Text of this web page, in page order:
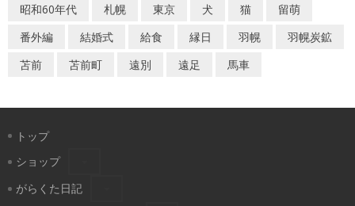
昭和60年代
札幌 東京 犬 猫
留萌
番外編
結婚式 給食 縁日 羽幌
羽幌炭鉱
苫前
苫前町 遠別 遠足 馬車
トップ
ショップ
がらくた日記